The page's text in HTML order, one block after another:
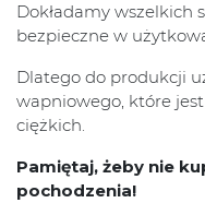
Dokładamy wszelkich
bezpieczne w
Dlatego do produkcji
wapniowego, które
ciężkich.
Pamiętaj, żeby nie
pochodzenia!